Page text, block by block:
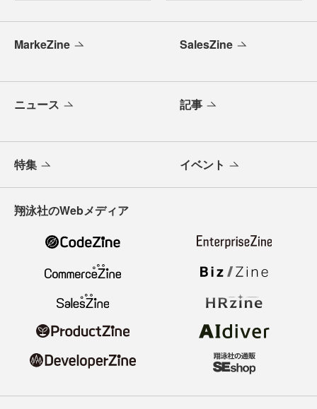
MarkeZine SalesZine
ニュース 記事
特集 イベント
翔泳社のWebメディア